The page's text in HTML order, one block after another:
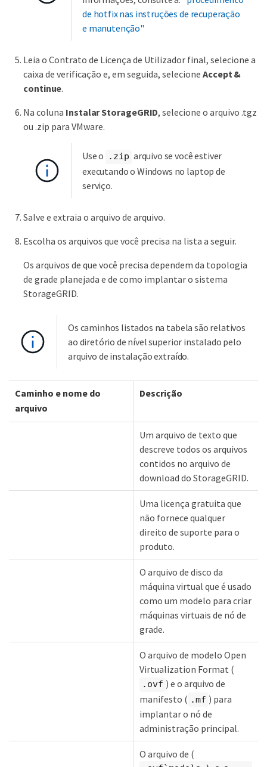
de hotfix nas instruções de recuperação
e manutenção"
Leia o Contrato de Licença de Utilizador final, selecione a
caixa de verificação e, em seguida, selecione Accept &
continue.
Na coluna Instalar StorageGRID, selecione o arquivo .tgz
ou .zip para VMware.
Use o .zip arquivo se você estiver
executando o Windows no laptop de
serviço.
Salve e extraia o arquivo de arquivo.
Escolha os arquivos que você precisa na lista a seguir.
Os arquivos de que você precisa dependem da topologia
de grade planejada e de como implantar o sistema
StorageGRID.
Os caminhos listados na tabela são relativos
ao diretório de nível superior instalado pelo
arquivo de instalação extraído.
Caminho e nome do
arquivo
Descrição
Um arquivo de texto que
descreve todos os arquivos
contidos no arquivo de
download do StorageGRID.
Uma licença gratuita que
não fornece qualquer
direito de suporte para o
produto.
O arquivo de disco da
máquina virtual que é usado
como um modelo para criar
máquinas virtuais de nó de
grade.
O arquivo de modelo Open
Virtualization Format (
.ovf ) e o arquivo de
manifesto ( .mf ) para
implantar o nó de
administração principal.
O arquivo de (